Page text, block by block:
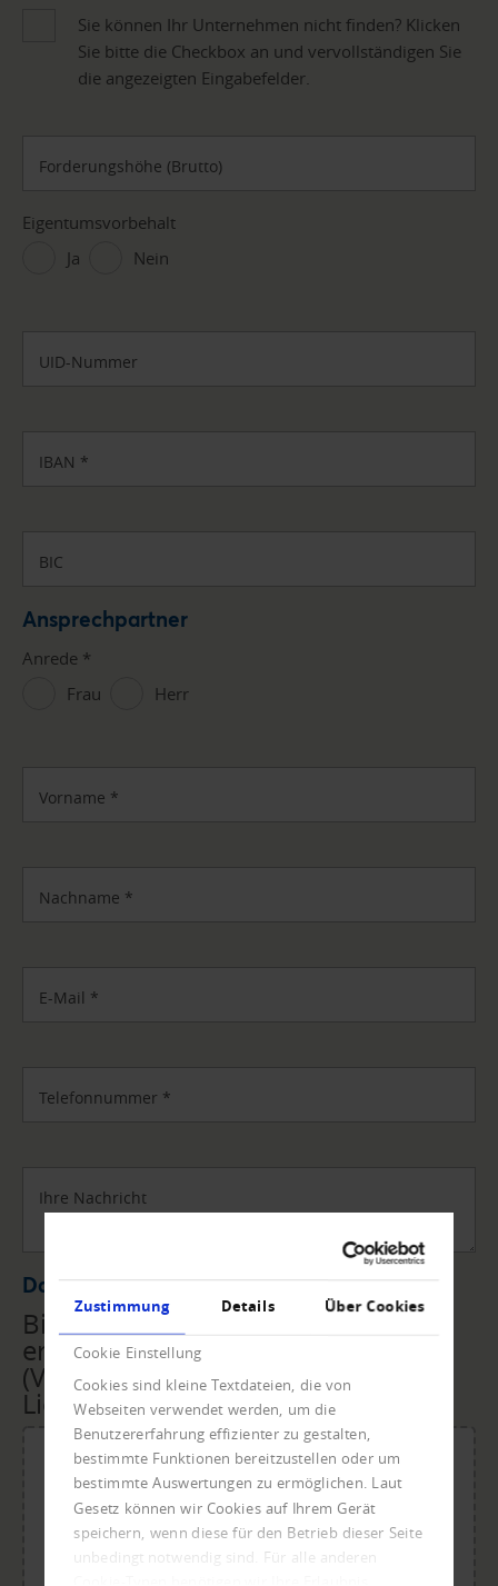
Zustimmung Details Über Cookies
Cookie Einstellung
Cookies sind kleine Textdateien, die von
Webseiten verwendet werden, um die
Benutzererfahrung effizienter zu gestalten,
bestimmte Funktionen bereitzustellen oder um
bestimmte Auswertungen zu ermöglichen. Laut
Gesetz können wir Cookies auf Ihrem Gerät
speichern, wenn diese für den Betrieb dieser Seite
unbedingt notwendig sind. Für alle anderen
Sie können Ihr Unternehmen nicht finden? Klicken
Sie bitte die Checkbox an und vervollständigen Sie
die angezeigten Eingabefelder.
Forderungshöhe (Brutto)
Eigentumsvorbehalt
Ja
Nein
UID-Nummer
IBAN *
BIC
Ansprechpartner
Anrede *
Frau
Herr
Vorname *
Nachname *
E-Mail *
Telefonnummer *
Ihre Nachricht
Datei Upload
Bitte übermitteln Sie uns die
erforderlichen Unterlagen
(Vollmacht, Rechnungen,
Lieferscheine, ...) per Upload.
Für den Upload Datei ablegen oder klicken.
Maximale Dateigröße: 20 MB.